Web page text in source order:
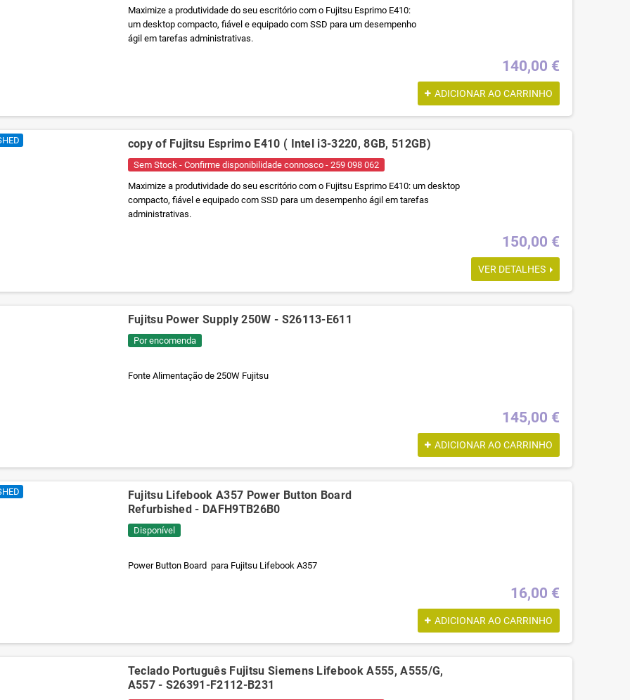
Maximize a produtividade do seu escritório com o Fujitsu Esprimo E410:
um desktop compacto, fiável e equipado com SSD para um desempenho
ágil em tarefas administrativas.
140,00 €
ADICIONAR AO CARRINHO
copy of Fujitsu Esprimo E410 ( Intel i3-3220, 8GB, 512GB)
Sem Stock - Confirme disponibilidade connosco - 259 098 062
Maximize a produtividade do seu escritório com o Fujitsu Esprimo E410: um desktop
compacto, fiável e equipado com SSD para um desempenho ágil em tarefas
administrativas.
150,00 €
VER DETALHES
Fujitsu Power Supply 250W - S26113-E611
Por encomenda
Fonte Alimentação de 250W Fujitsu
145,00 €
ADICIONAR AO CARRINHO
Fujitsu Lifebook A357 Power Button Board
Refurbished - DAFH9TB26B0
Disponível
Power Button Board para Fujitsu Lifebook A357
16,00 €
ADICIONAR AO CARRINHO
Teclado Português Fujitsu Siemens Lifebook A555, A555/G,
A557 - S26391-F2112-B231